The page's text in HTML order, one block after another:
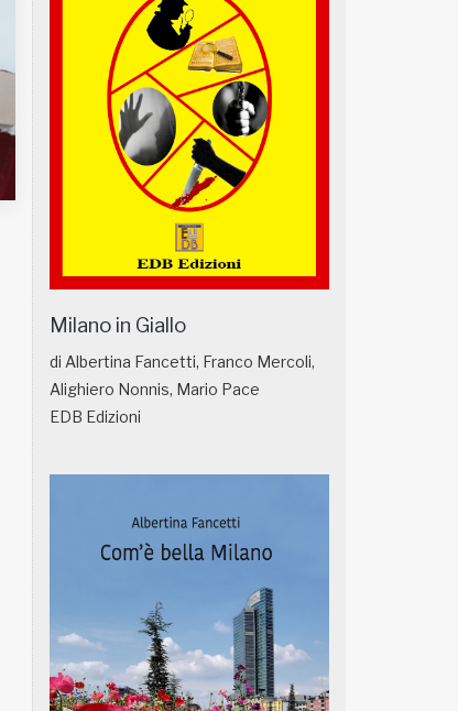
Milano in Giallo
di Albertina Fancetti, Franco Mercoli,
Alighiero Nonnis, Mario Pace
EDB Edizioni